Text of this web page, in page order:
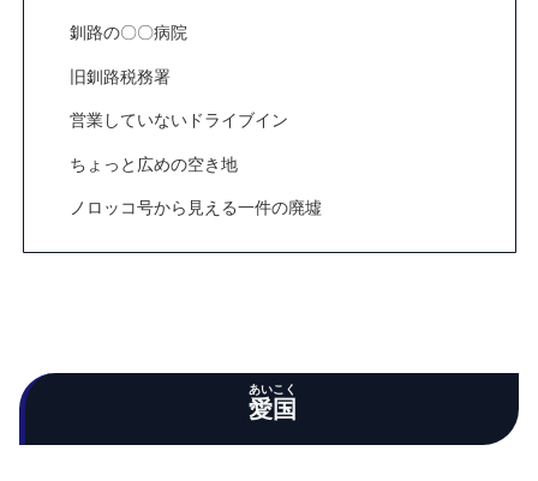
釧路の〇〇病院
旧釧路税務署
営業していないドライブイン
ちょっと広めの空き地
ノロッコ号から見える一件の廃墟
愛国
あいこく